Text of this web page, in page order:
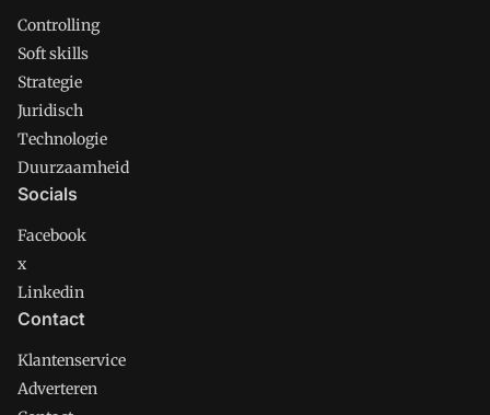
Controlling
Soft skills
Strategie
Juridisch
Technologie
Duurzaamheid
Socials
Facebook
x
Linkedin
Contact
Klantenservice
Adverteren